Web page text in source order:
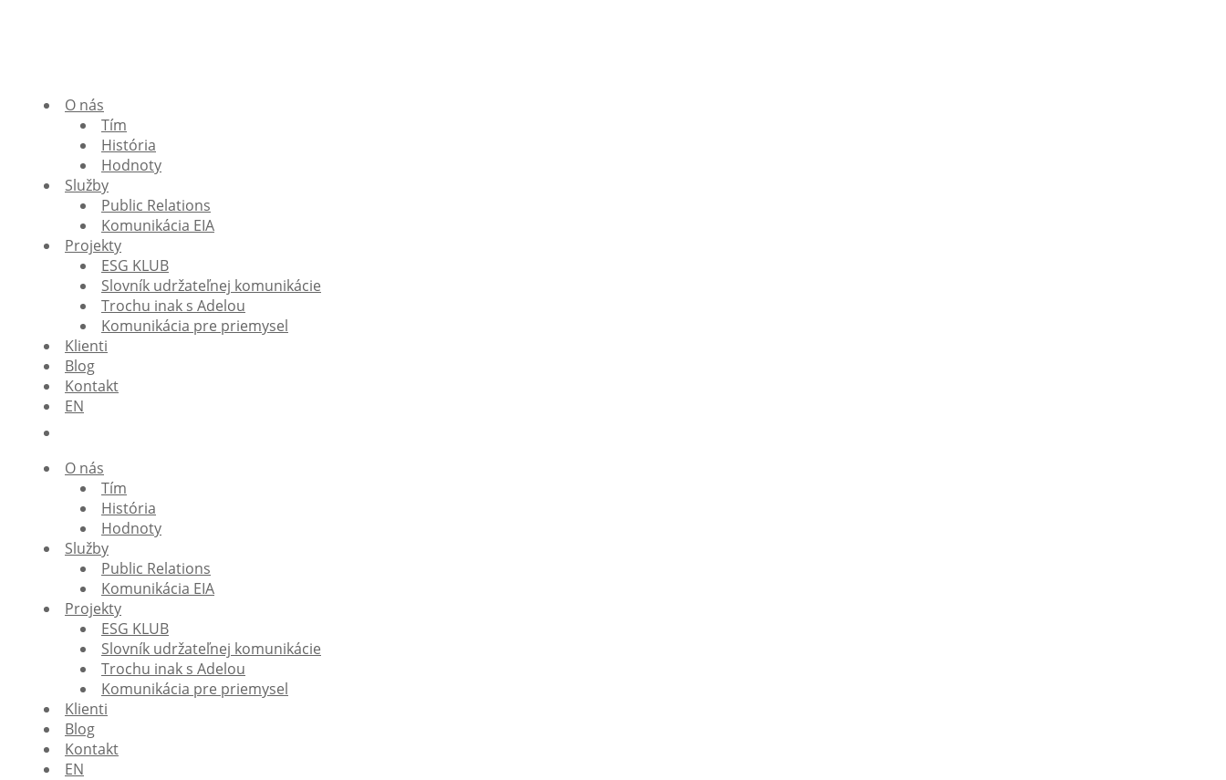
O nás
Tím
História
Hodnoty
Služby
Public Relations
Komunikácia EIA
Projekty
ESG KLUB
Slovník udržateľnej komunikácie
Trochu inak s Adelou
Komunikácia pre priemysel
Klienti
Blog
Kontakt
EN
O nás
Tím
História
Hodnoty
Služby
Public Relations
Komunikácia EIA
Projekty
ESG KLUB
Slovník udržateľnej komunikácie
Trochu inak s Adelou
Komunikácia pre priemysel
Klienti
Blog
Kontakt
EN